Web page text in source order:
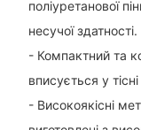
поліуретанової
несучої здатності.
- Компактний та
вписується у
- Високоякісні